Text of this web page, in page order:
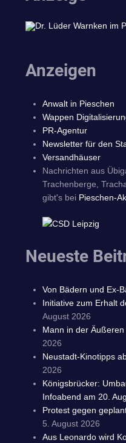
Anzeigen
Anwalt in Pieschen
Wappen
PR-Agentur
Newsletter für den
Versandhäuser
Nachrichten aus
Trachenberge,
gibt's bei Pieschen-
Neueste
Von Bädern und Ex-
Initiative zum Erhalt
August 2026
Mann in der
2026
Neustadt-Kinotipps
2026
Königsbrücker:
Infoabend am 20.
Protest gegen
5. August 2026
Aus Leonardo wird